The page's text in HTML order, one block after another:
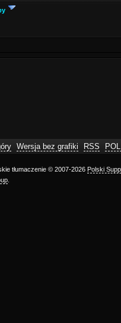
Wersja bez grafiki RSS
tłumaczenie © 2007-2026 Polski